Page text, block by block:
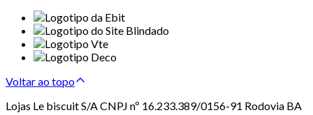
Voltar ao topo
Lojas Le biscuit S/A CNPJ nº 16.233.389/0156-91 Rodovia BA